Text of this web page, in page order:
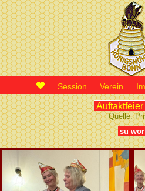
Session Verein
Quelle:
su